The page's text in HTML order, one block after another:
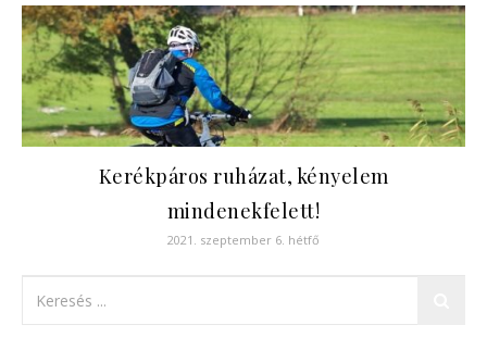
Kerékpáros ruházat, kényelem
mindenekfelett!
2021. szeptember 6. hétfő